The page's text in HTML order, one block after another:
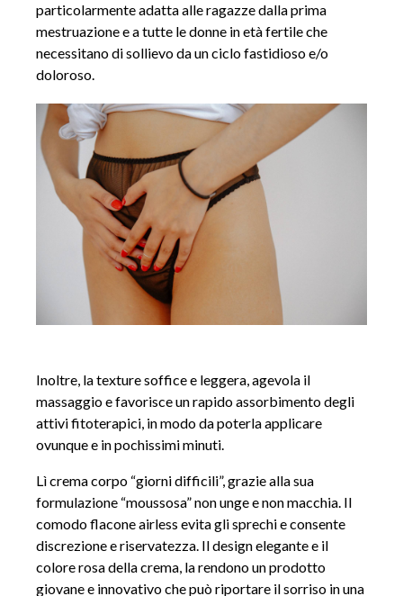
particolarmente adatta alle ragazze dalla prima
mestruazione e a tutte le donne in età fertile che
necessitano di sollievo da un ciclo fastidioso e/o
doloroso.
Inoltre, la texture soffice e leggera, agevola il
massaggio e favorisce un rapido assorbimento degli
attivi fitoterapici, in modo da poterla applicare
ovunque e in pochissimi minuti.
Lì crema corpo “giorni difficili”, grazie alla sua
formulazione “moussosa” non unge e non macchia. Il
comodo flacone airless evita gli sprechi e consente
discrezione e riservatezza. Il design elegante e il
colore rosa della crema, la rendono un prodotto
giovane e innovativo che può riportare il sorriso in una